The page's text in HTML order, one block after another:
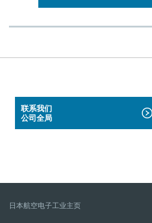
联系我们
公司全局
日本航空电子工业主页